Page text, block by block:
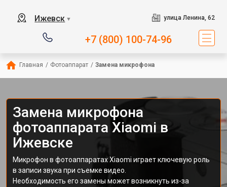
Ижевск ▼ улица Ленина, 62
+7 (800) 100-74-96
Главная / Фотоаппарат / Замена микрофона
Замена микрофона
фотоаппарата Xiaomi в
Ижевске
Микрофон в фотоаппаратах Xiaomi играет ключевую роль
в записи звука при съемке видео.
Необходимость его замены может возникнуть из-за